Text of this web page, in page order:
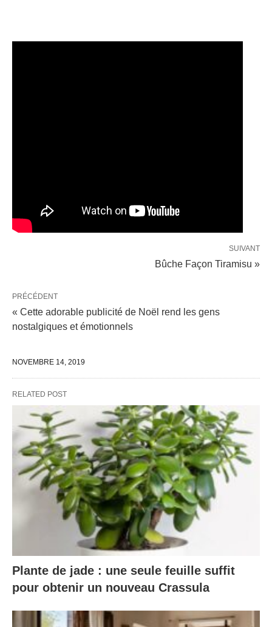
SUIVANT
Bûche Façon Tiramisu »
PRÉCÉDENT
« Cette adorable publicité de Noël rend les gens
nostalgiques et émotionnels
NOVEMBRE 14, 2019
RELATED POST
Plante de jade : une seule feuille suffit
pour obtenir un nouveau Crassula